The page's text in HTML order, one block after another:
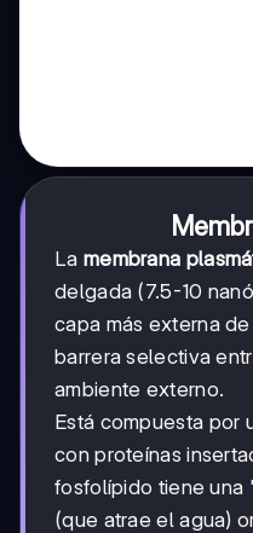
La membrana
delgada (7.5-10
capa más externa
barrera selectiva
ambiente externo.
Está compuesta por
con proteínas
fosfolípido tiene una
(que atrae el agua)